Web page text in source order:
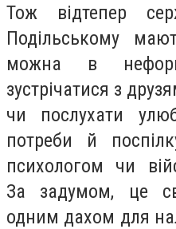
Тож відтепер
Подільському
можна в
зустрічатися з
чи послухати
потреби й
психологом чи
За задумом, це
одним дахом для